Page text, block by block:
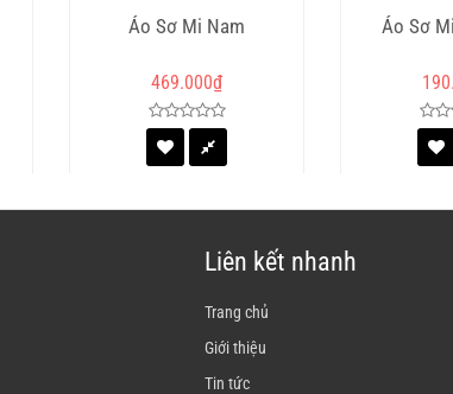
Áo Sơ Mi Nam
469.000₫
Áo Sơ
Liên kết nhanh
Trang chủ
Giới thiệu
Tin tức